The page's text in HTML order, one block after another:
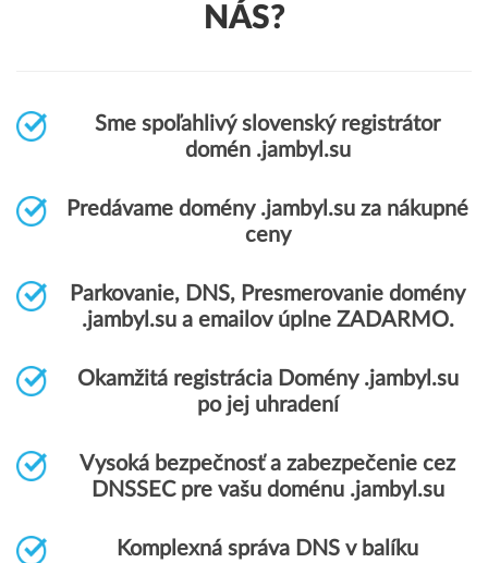
NÁS?
Sme spoľahlivý slovenský registrátor
domén .jambyl.su
Predávame domény .jambyl.su za nákupné
ceny
Parkovanie, DNS, Presmerovanie domény
.jambyl.su a emailov úplne ZADARMO.
Okamžitá registrácia Domény .jambyl.su
po jej uhradení
Vysoká bezpečnosť a zabezpečenie cez
DNSSEC pre vašu doménu .jambyl.su
Komplexná správa DNS v balíku